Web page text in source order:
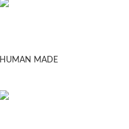
HUMAN MADE